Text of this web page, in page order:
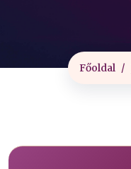
Főoldal